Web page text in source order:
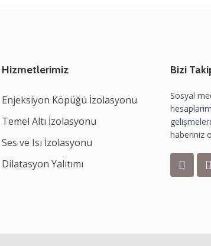
Hizmetlerimiz
Enjeksiyon Köpüğü İzolasyonu
Temel Altı İzolasyonu
Ses ve Isı İzolasyonu
Dilatasyon Yalıtımı
Bizi
Sosyal
haberiniz